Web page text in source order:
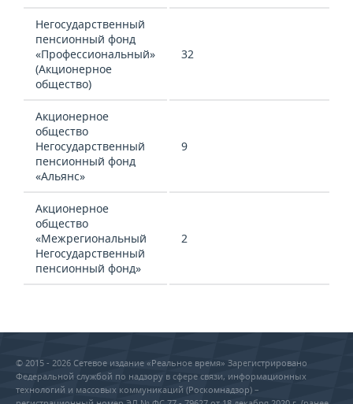
Негосударственный
пенсионный фонд
«Профессиональный»
(Акционерное
общество)
32
Акционерное
общество
Негосударственный
пенсионный фонд
«Альянс»
9
Акционерное
общество
«Межрегиональный
Негосударственный
пенсионный фонд»
2
© 2015 - 2026 Сетевое издание «Реальное время» Зарегистрировано
Федеральной службой по надзору в сфере связи, информационных
технологий и массовых коммуникаций (Роскомнадзор) –